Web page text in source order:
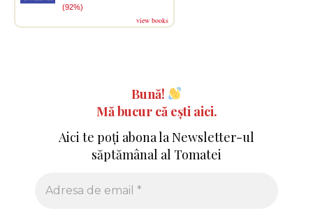
(92%)
view books
Bună!
Mă bucur că ești aici.
Aici te poți abona la Newsletter-ul
săptămânal al Tomatei